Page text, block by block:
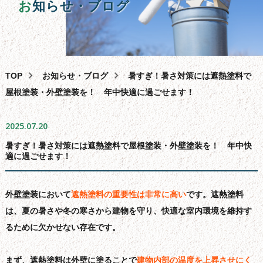
お知らせ・ブログ
TOP お知らせ・ブログ
暑すぎ！暑さ対策には遮熱塗料で
屋根塗装・外壁塗装を！ 年中快適に過ごせます！
屋根塗装・葺き替え・カバー工法
雨漏り・バルコニー・ベランダ防水工事
その 他サービス
助成金相談
スタッフ 紹 介
よくある質問
会社概要
問合せ フォーム
サイトマップ
お知らせ・ブログ
2025.07.20
暑すぎ！暑さ対策には遮熱塗料で屋根塗装・外壁塗装を！ 年中快
適に過ごせます！
外壁塗装において遮熱塗料の重要性は非常に高いです。遮熱塗料
は、夏の暑さや冬の寒さから建物を守り、快適な室内環境を維持す
るために欠かせない存在です。
まず、遮熱塗料は外壁に塗ることで建物内部の温度を上昇させにく